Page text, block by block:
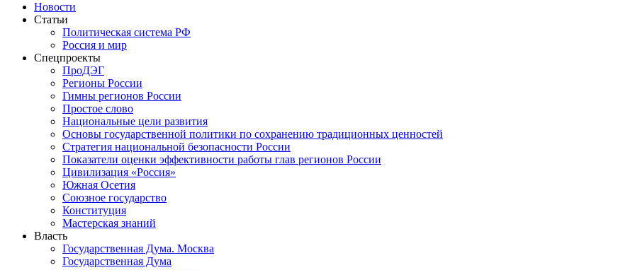
Новости
Статьи
Политическая система РФ
Россия и мир
Спецпроекты
ПроДЭГ
Регионы России
Гимны регионов России
Простое слово
Национальные цели развития
Основы государственной политики по сохранению традиционных ценностей
Стратегия национальной безопасности России
Показатели оценки эффективности работы глав регионов России
Цивилизация «Россия»
Южная Осетия
Союзное государство
Конституция
Мастерская знаний
Власть
Государственная Дума. Москва
Государственная Дума